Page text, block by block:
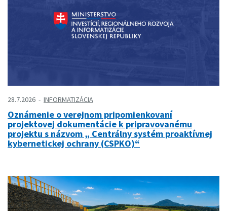
28.7.2026 INFORMATIZÁCIA
Oznámenie o verejnom pripomienkovaní
projektovej dokumentácie k pripravovanému
projektu s názvom „ Centrálny systém proaktívnej
kybernetickej ochrany (CSPKO)“